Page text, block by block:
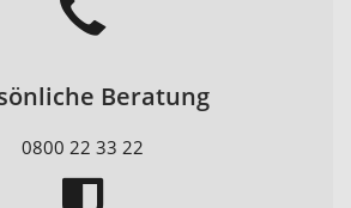
Beratung
0800 22 33 22